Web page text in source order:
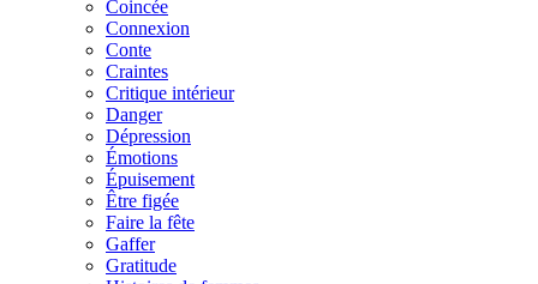
Coincée
Connexion
Conte
Craintes
Critique intérieur
Danger
Dépression
Émotions
Épuisement
Être figée
Faire la fête
Gaffer
Gratitude